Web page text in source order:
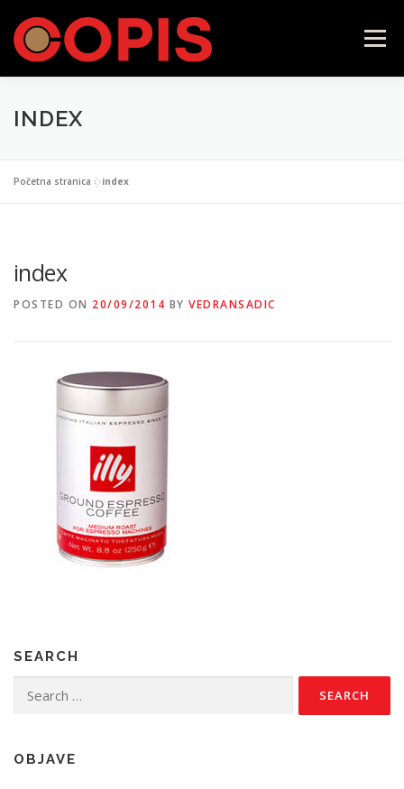
content
Menu
POČETNA
CAFFÉ VERGNANO
KONTAKT
INDEX
Početna stranica »index
index
POSTED ON 20/09/2014 BY VEDRANSADIC
SEARCH
for:
OBJAVE